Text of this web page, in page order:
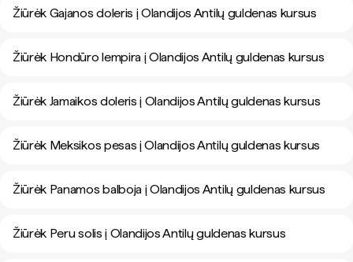
Žiūrėk Gajanos doleris į Olandijos Antilų guldenas kursus
Žiūrėk Hondūro lempira į Olandijos Antilų guldenas kursus
Žiūrėk Jamaikos doleris į Olandijos Antilų guldenas kursus
Žiūrėk Meksikos pesas į Olandijos Antilų guldenas kursus
Žiūrėk Panamos balboja į Olandijos Antilų guldenas kursus
Žiūrėk Peru solis į Olandijos Antilų guldenas kursus